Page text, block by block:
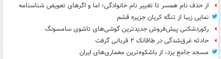
از حذف نام همسر تا تغییر نام خانوادگی؛ اما و اگرهای تعویض شناسنامه
نمایی زیبا از تنگه کریان جزیره قشم
رکوردشکنی پیش‌فروش جدیدترین گوشی‌های تاشوی سامسونگ
حادثه غرق‌شدگی در طاقانک ۲ قربانی گرفت
مسجد جامع یزد، از باشکوه‌ترین معماری‌های ایران